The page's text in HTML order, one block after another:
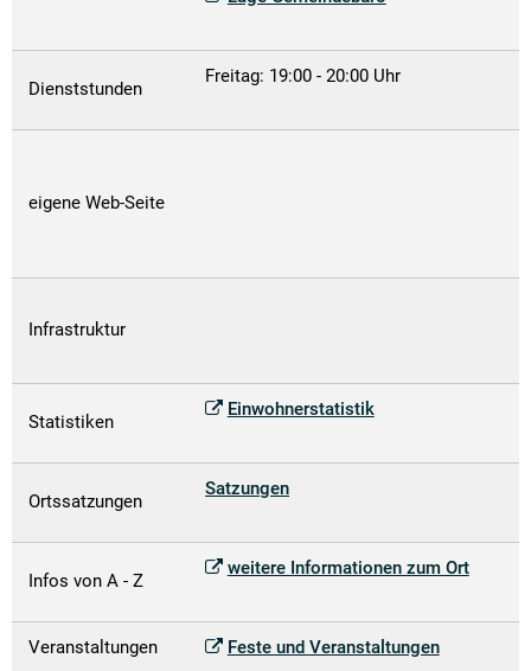
Dienststunden
Freitag: 19:00 - 20:00 Uhr
eigene Web-Seite
Infrastruktur
Statistiken
Einwohnerstatistik
Ortssatzungen
Satzungen
Infos von A - Z
weitere Informationen zum Ort
Veranstaltungen Feste und Veranstaltungen